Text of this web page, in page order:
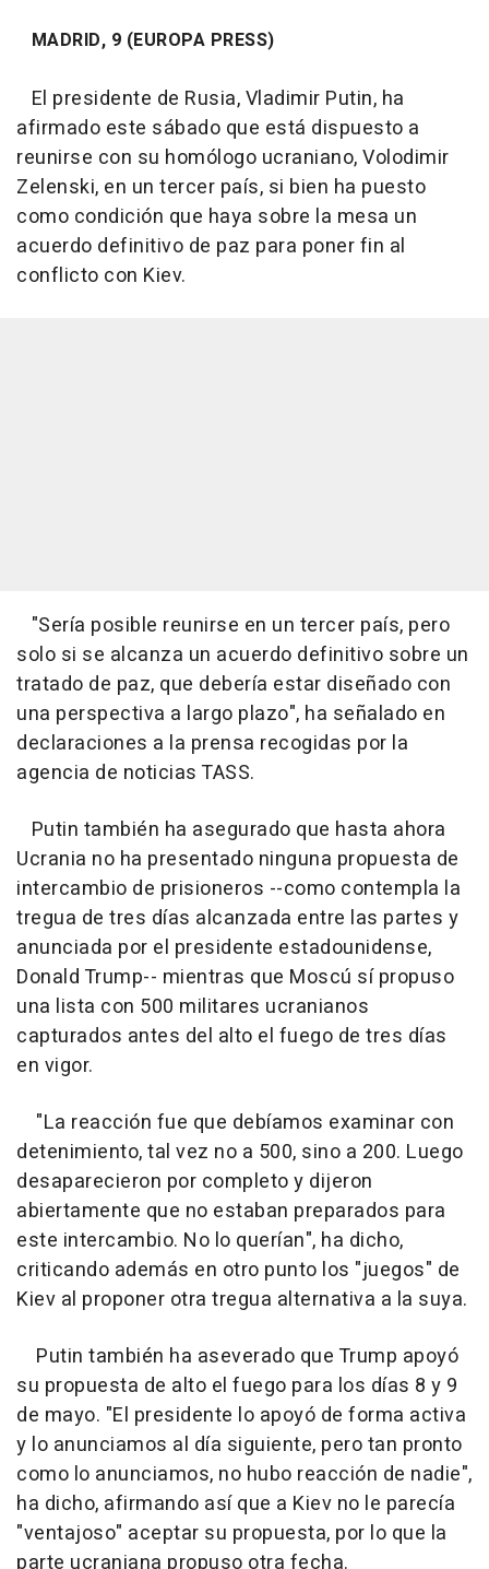
MADRID, 9 (EUROPA PRESS)
El presidente de Rusia, Vladimir Putin, ha
afirmado este sábado que está dispuesto a
reunirse con su homólogo ucraniano, Volodimir
Zelenski, en un tercer país, si bien ha puesto
como condición que haya sobre la mesa un
acuerdo definitivo de paz para poner fin al
conflicto con Kiev.
"Sería posible reunirse en un tercer país, pero
solo si se alcanza un acuerdo definitivo sobre un
tratado de paz, que debería estar diseñado con
una perspectiva a largo plazo", ha señalado en
declaraciones a la prensa recogidas por la
agencia de noticias TASS.
Putin también ha asegurado que hasta ahora
Ucrania no ha presentado ninguna propuesta de
intercambio de prisioneros --como contempla la
tregua de tres días alcanzada entre las partes y
anunciada por el presidente estadounidense,
Donald Trump-- mientras que Moscú sí propuso
una lista con 500 militares ucranianos
capturados antes del alto el fuego de tres días
en vigor.
"La reacción fue que debíamos examinar con
detenimiento, tal vez no a 500, sino a 200. Luego
desaparecieron por completo y dijeron
abiertamente que no estaban preparados para
este intercambio. No lo querían", ha dicho,
criticando además en otro punto los "juegos" de
Kiev al proponer otra tregua alternativa a la suya.
Putin también ha aseverado que Trump apoyó
su propuesta de alto el fuego para los días 8 y 9
de mayo. "El presidente lo apoyó de forma activa
y lo anunciamos al día siguiente, pero tan pronto
como lo anunciamos, no hubo reacción de nadie",
ha dicho, afirmando así que a Kiev no le parecía
"ventajoso" aceptar su propuesta, por lo que la
parte ucraniana propuso otra fecha.